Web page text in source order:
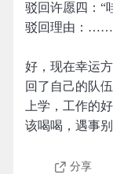
驳回许愿四：“
驳回理由：
好，现在幸运
回了自己的队
上学，工作的
该喝喝，遇事
分享